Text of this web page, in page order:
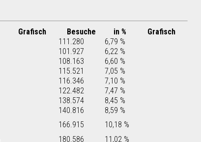
Grafisch Besuche in %
Grafisch
111.280
6,79 %
101.927
6,22 %
108.163
6,60 %
115.521
7,05 %
116.346
7,10 %
122.482
7,47 %
138.574
8,45 %
140.816
8,59 %
166.915
10,18 %
180.586
11,02 %